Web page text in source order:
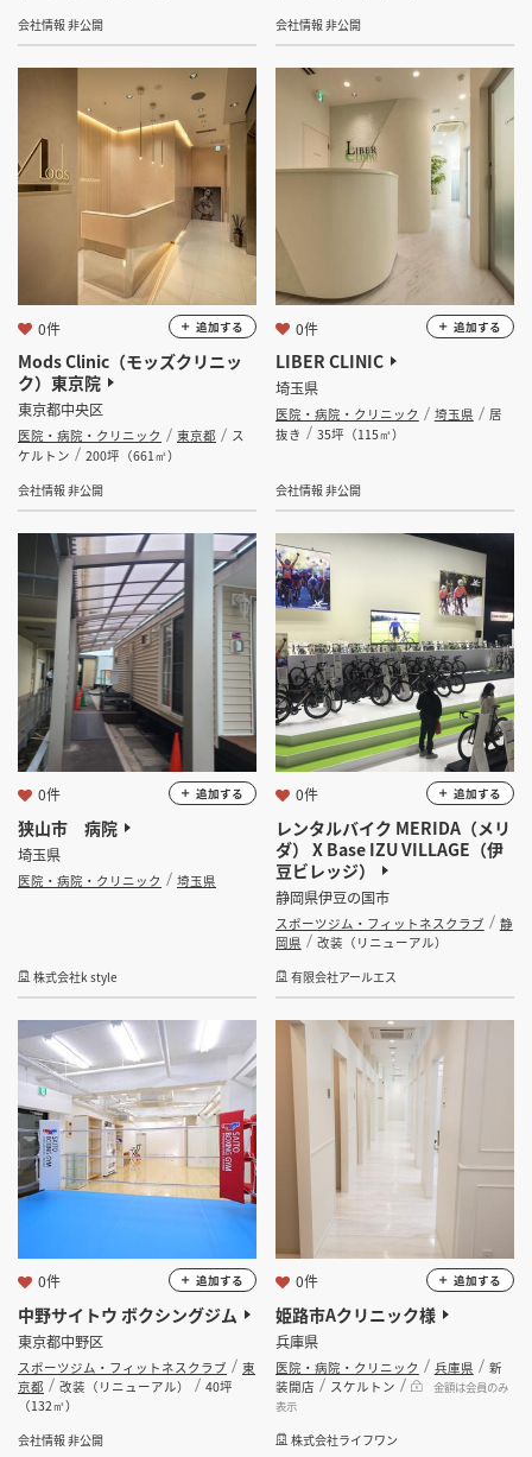
会社情報 非公開
会社情報 非公開
Mods Clinic（モッズクリニッ
ク）東京院
東京都中央区
医院・病院・クリニック 東京都
ス
ケルトン
200坪（661㎡）
会社情報 非公開
0件 追加する
LIBER CLINIC
埼玉県
医院・病院・クリニック 埼玉県
居
抜き
35坪（115㎡）
会社情報 非公開
0件 追加する
狭山市 病院
埼玉県
医院・病院・クリニック 埼玉県
株式会社k style
0件 追加する
レンタルバイク MERIDA（メリ
ダ） X Base IZU VILLAGE（伊
豆ビレッジ）
静岡県伊豆の国市
スポーツジム・フィットネスクラブ
静
岡県
改装（リニューアル）
有限会社アールエス
0件 追加する
中野サイトウ ボクシングジム
東京都中野区
スポーツジム・フィットネスクラブ
東
京都
改装（リニューアル）
40坪
（132㎡）
会社情報 非公開
0件 追加する
姫路市Aクリニック様
兵庫県
医院・病院・クリニック 兵庫県
新
装開店
スケルトン
金額は会員のみ
表示
株式会社ライフワン
0件 追加する